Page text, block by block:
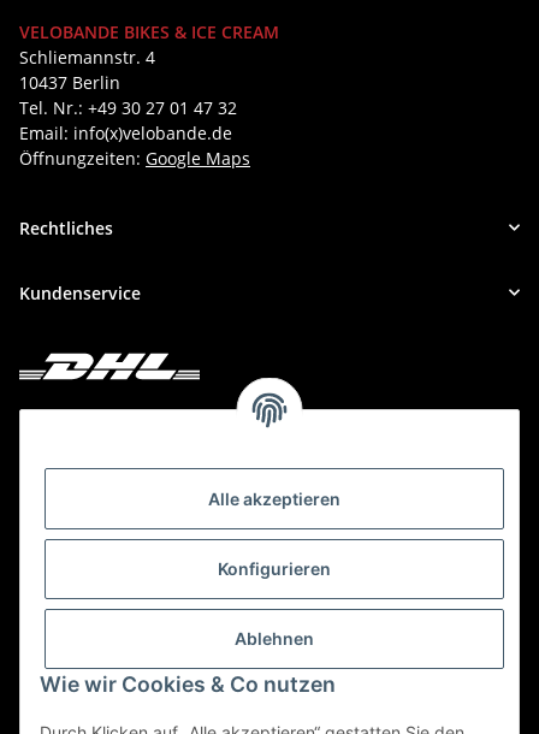
Alle akzeptieren
Konfigurieren
Ablehnen
Wie wir Cookies & Co nutzen
VELOBANDE BIKES & ICE CREAM
Schliemannstr. 4
10437 Berlin
Tel. Nr.: +49 30 27 01 47 32
Email: info(x)velobande.de
Öffnungzeiten: Google Maps
Rechtliches
Kundenservice
Deine Bestellung versenden wir mit DHL!